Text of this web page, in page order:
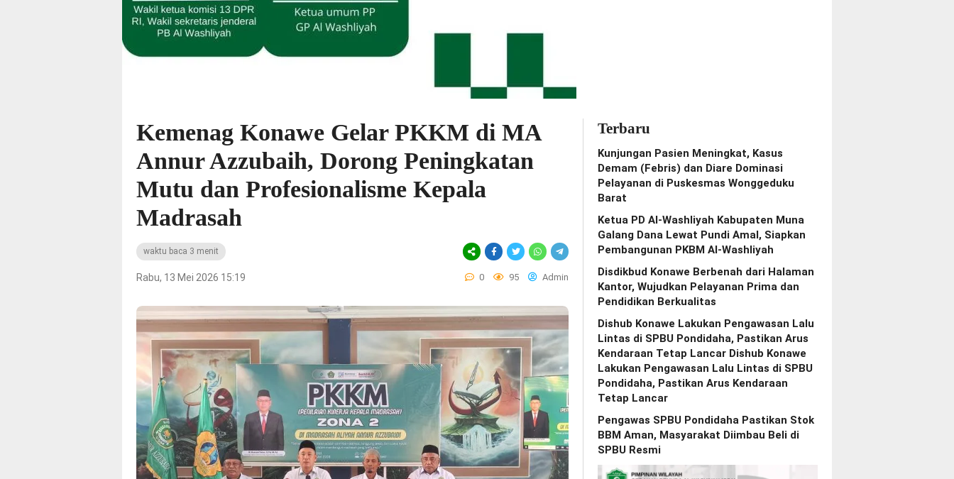
Kemenag Konawe Gelar PKKM di MA
Annur Azzubaih, Dorong Peningkatan
Mutu dan Profesionalisme Kepala
Madrasah
waktu baca 3 menit
Rabu, 13 Mei 2026 15:19 0 95 Admin
Terbaru
Kunjungan Pasien Meningkat, Kasus
Demam (Febris) dan Diare Dominasi
Pelayanan di Puskesmas Wonggeduku
Barat
Ketua PD Al-Washliyah Kabupaten Muna
Galang Dana Lewat Pundi Amal, Siapkan
Pembangunan PKBM Al-Washliyah
Disdikbud Konawe Berbenah dari Halaman
Kantor, Wujudkan Pelayanan Prima dan
Pendidikan Berkualitas
Dishub Konawe Lakukan Pengawasan Lalu
Lintas di SPBU Pondidaha, Pastikan Arus
Kendaraan Tetap Lancar Dishub Konawe
Lakukan Pengawasan Lalu Lintas di SPBU
Pondidaha, Pastikan Arus Kendaraan
Tetap Lancar
Pengawas SPBU Pondidaha Pastikan Stok
BBM Aman, Masyarakat Diimbau Beli di
SPBU Resmi